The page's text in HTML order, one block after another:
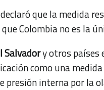
que la medida
Colombia no es la
Salvadory otros países
como una
presión interna por la